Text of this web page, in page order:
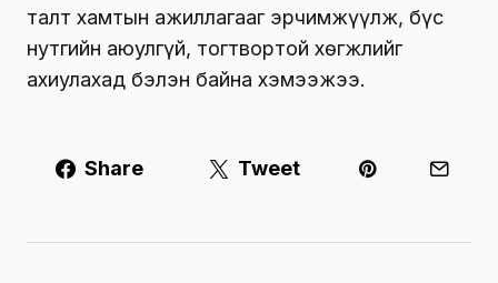
талт хамтын ажиллагааг эрчимжүүлж, бүс
нутгийн аюулгүй, тогтвортой хөгжлийг
ахиулахад бэлэн байна хэмээжээ.
Share Tweet